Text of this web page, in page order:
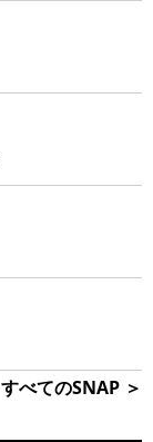
すべてのSNAP ＞